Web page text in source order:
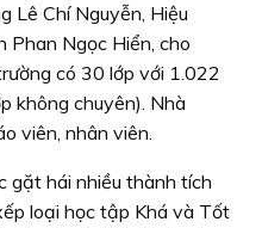
Lê Chí Nguyễn, Hiệu
Phan Ngọc Hiển, cho
có 30 lớp với 1.022
không chuyên). Nhà
viên, nhân viên.
gặt hái nhiều thành tích
loại học tập Khá và Tốt